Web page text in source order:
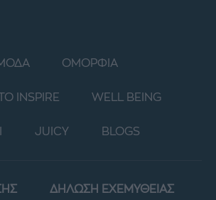
ΟΜΟΡΦΙΑ
INSPIRE WELL BEING
JUICY BLOGS
ΔΗΛΩΣΗ ΕΧΕΜΥΘΕΙΑΣ